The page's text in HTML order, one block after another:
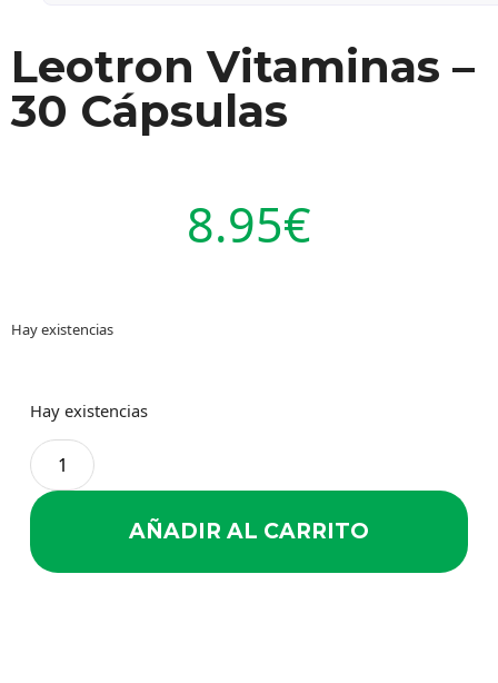
Leotron Vitaminas –
30 Cápsulas
8.95€
Hay existencias
Hay existencias
AÑADIR AL CARRITO